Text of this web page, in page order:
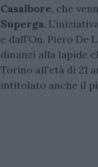
Casalbore, che
Superga.
e dall'On. Piero De
dinanzi alla lapide
Torino all'età di 21
intitolato anche il